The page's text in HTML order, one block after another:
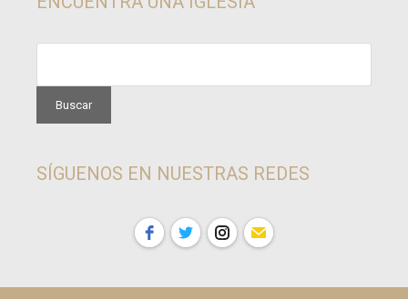
SÍGUENOS EN NUESTRAS REDES